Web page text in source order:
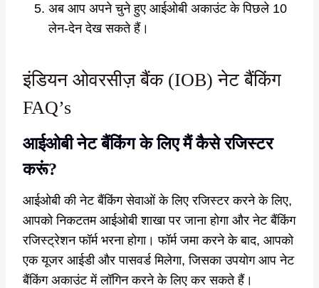
अब आप अपने चुने हुए आईओबी अकाउंट के पिछले 10
लेन-देन देख सकते हैं।
इंडियन ओवरसीज़ बैंक (IOB) नेट बैंकिंग
FAQ’s
आईओबी नेट बैंकिंग के लिए मैं कैसे रजिस्टर
करूं?
आईओबी की नेट बैंकिंग सेवाओं के लिए रजिस्टर करने के लिए,
आपको निकटतम आईओबी शाखा पर जाना होगा और नेट बैंकिंग
रजिस्ट्रेशन फॉर्म भरना होगा। फॉर्म जमा करने के बाद, आपको
एक यूजर आईडी और पासवर्ड मिलेगा, जिसका उपयोग आप नेट
बैंकिंग अकाउंट में लॉगिन करने के लिए कर सकते हैं।